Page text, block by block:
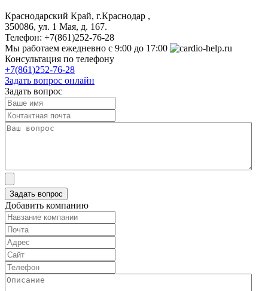
Краснодарский Край, г.Краснодар ,
350086, ул. 1 Мая, д. 167.
Телефон: +7(861)252-76-28
Мы работаем ежедневно с 9:00 до 17:00
Консультация по телефону
+7(861)252-76-28
Задать вопрос онлайн
Задать вопрос
Добавить компанию